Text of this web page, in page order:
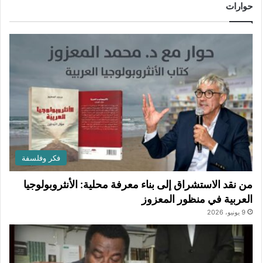
حوارات
فكر وفلسفة
من نقد الاستشراق إلى بناء معرفة محلية: الأنثروبولوجيا
العربية في منظور المعزوز
9 يونيو، 2026